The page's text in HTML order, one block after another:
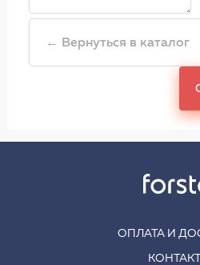
← Вернуться в каталог
ОПЛАТА И